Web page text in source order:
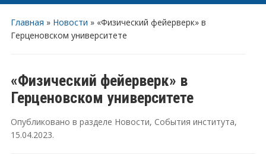
Главная » Новости » «Физический фейерверк» в
Герценовском университете
«Физический фейерверк» в
Герценовском университете
Опубликовано в разделе Новости, События института,
15.04.2023.